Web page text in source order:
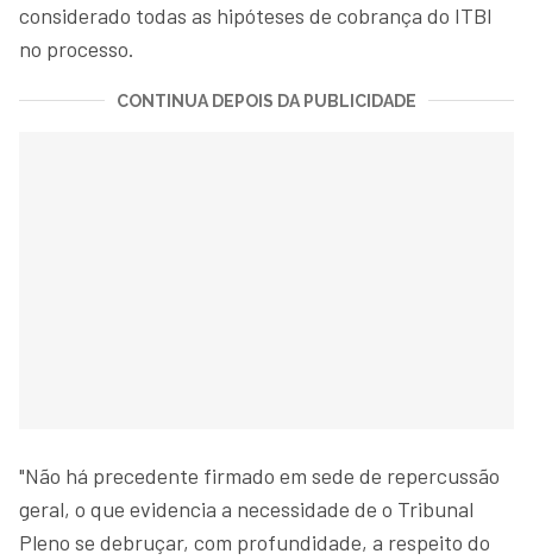
considerado todas as hipóteses de cobrança do ITBI
no processo.
CONTINUA DEPOIS DA PUBLICIDADE
"Não há precedente firmado em sede de repercussão
geral, o que evidencia a necessidade de o Tribunal
Pleno se debruçar, com profundidade, a respeito do